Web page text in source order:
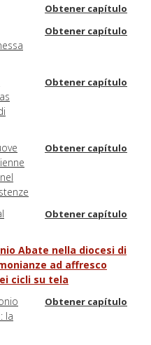
Obtener capítulo
Obtener capítulo
Obtener capítulo
Obtener capítulo
Obtener capítulo
Abate nella diocesi di
ad affresco
cicli su tela
la
Obtener capítulo